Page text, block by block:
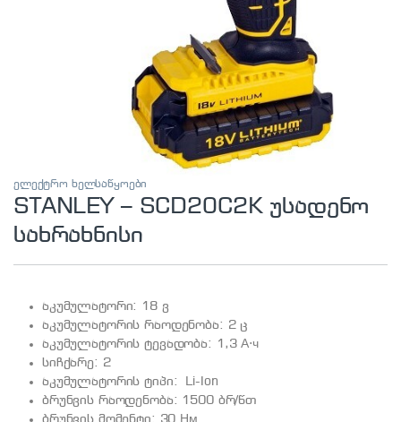
ელექტრო ხელსაწყოები
STANLEY – SCD20C2K უსადენო
სახრახნისი
აკუმულატორი: 18 ვ
აკუმულატორის რაოდენობა: 2 ც
აკუმულატორის ტევადობა: 1,3 А⋅ч
სიჩქარე: 2
აკუმულატორის ტიპი: Li-Ion
ბრუნვის რაოდენობა: 1500 ბრ/წთ